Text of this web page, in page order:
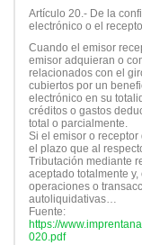
Artículo 20.- De la
electrónico o el
Cuando el emisor
emisor adquieran o
relacionados con el
cubiertos por un
electrónico en su
créditos o gastos
total o parcialmente.
Si el emisor o
el plazo que al
Tributación mediante
aceptado totalmente
operaciones o
autoliquidativas…
Fuente:
https://
020.pdf